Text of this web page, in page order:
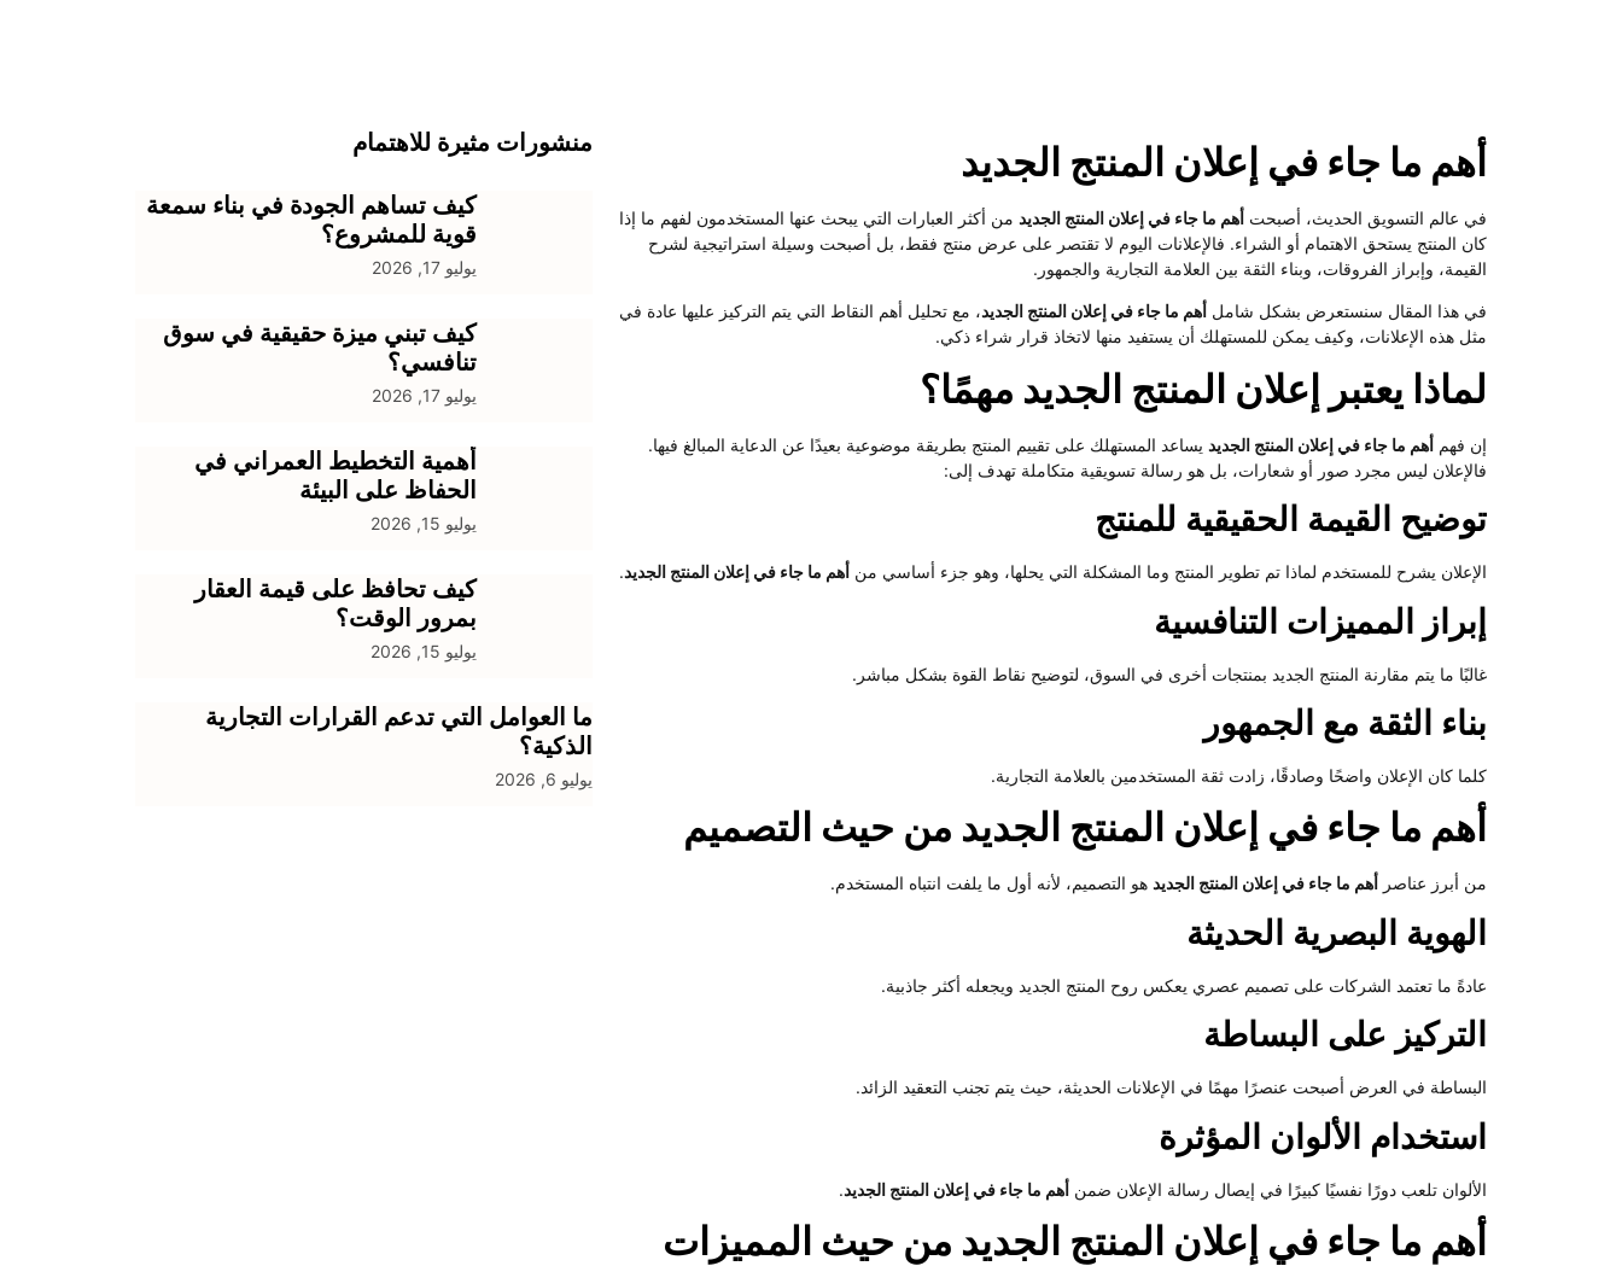
منشورات مثيرة للاهتمام
كيف تساهم الجودة في بناء سمعة
قوية للمشروع؟
يوليو 17, 2026
كيف تبني ميزة حقيقية في سوق
تنافسي؟
يوليو 17, 2026
أهمية التخطيط العمراني في
الحفاظ على البيئة
يوليو 15, 2026
كيف تحافظ على قيمة العقار
بمرور الوقت؟
يوليو 15, 2026
ما العوامل التي تدعم القرارات التجارية
الذكية؟
يوليو 6, 2026
أهم ما جاء في إعلان المنتج الجديد
في عالم التسويق الحديث، أصبحت أهم ما جاء في إعلان المنتج الجديد من أكثر العبارات التي يبحث عنها المستخدمون لفهم ما إذا
كان المنتج يستحق الاهتمام أو الشراء. فالإعلانات اليوم لا تقتصر على عرض منتج فقط، بل أصبحت وسيلة استراتيجية لشرح
القيمة، وإبراز الفروقات، وبناء الثقة بين العلامة التجارية والجمهور.
في هذا المقال سنستعرض بشكل شامل أهم ما جاء في إعلان المنتج الجديد، مع تحليل أهم النقاط التي يتم التركيز عليها عادة في
مثل هذه الإعلانات، وكيف يمكن للمستهلك أن يستفيد منها لاتخاذ قرار شراء ذكي.
لماذا يعتبر إعلان المنتج الجديد مهمًا؟
إن فهم أهم ما جاء في إعلان المنتج الجديد يساعد المستهلك على تقييم المنتج بطريقة موضوعية بعيدًا عن الدعاية المبالغ فيها.
فالإعلان ليس مجرد صور أو شعارات، بل هو رسالة تسويقية متكاملة تهدف إلى:
توضيح القيمة الحقيقية للمنتج
الإعلان يشرح للمستخدم لماذا تم تطوير المنتج وما المشكلة التي يحلها، وهو جزء أساسي من أهم ما جاء في إعلان المنتج الجديد.
إبراز المميزات التنافسية
غالبًا ما يتم مقارنة المنتج الجديد بمنتجات أخرى في السوق، لتوضيح نقاط القوة بشكل مباشر.
بناء الثقة مع الجمهور
كلما كان الإعلان واضحًا وصادقًا، زادت ثقة المستخدمين بالعلامة التجارية.
أهم ما جاء في إعلان المنتج الجديد من حيث التصميم
من أبرز عناصر أهم ما جاء في إعلان المنتج الجديد هو التصميم، لأنه أول ما يلفت انتباه المستخدم.
الهوية البصرية الحديثة
عادةً ما تعتمد الشركات على تصميم عصري يعكس روح المنتج الجديد ويجعله أكثر جاذبية.
التركيز على البساطة
البساطة في العرض أصبحت عنصرًا مهمًا في الإعلانات الحديثة، حيث يتم تجنب التعقيد الزائد.
استخدام الألوان المؤثرة
الألوان تلعب دورًا نفسيًا كبيرًا في إيصال رسالة الإعلان ضمن أهم ما جاء في إعلان المنتج الجديد.
أهم ما جاء في إعلان المنتج الجديد من حيث المميزات